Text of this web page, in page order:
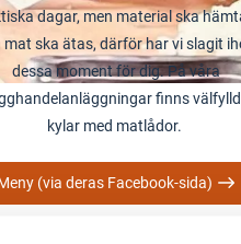
dagar, men material ska
mat ska ätas, därför har vi slagit
dessa moment för dig. På våra
finns
kylar med matlådor.
(via deras Facebook-sida)